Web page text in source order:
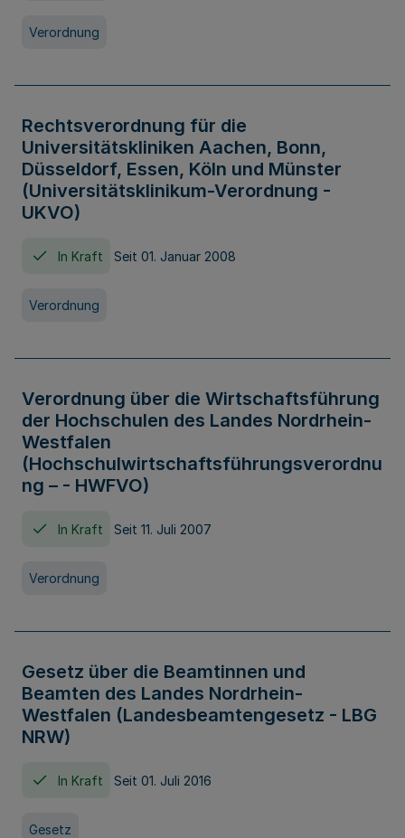
Verordnung
Rechtsverordnung für die
Universitätskliniken Aachen, Bonn,
Düsseldorf, Essen, Köln und Münster
(Universitätsklinikum-Verordnung -
UKVO)
In Kraft Seit 01. Januar 2008
Verordnung
Verordnung über die Wirtschaftsführung
der Hochschulen des Landes Nordrhein-
Westfalen
(Hochschulwirtschaftsführungsverordnu
ng – - HWFVO)
In Kraft Seit 11. Juli 2007
Verordnung
Gesetz über die Beamtinnen und
Beamten des Landes Nordrhein-
Westfalen (Landesbeamtengesetz - LBG
NRW)
In Kraft Seit 01. Juli 2016
Gesetz